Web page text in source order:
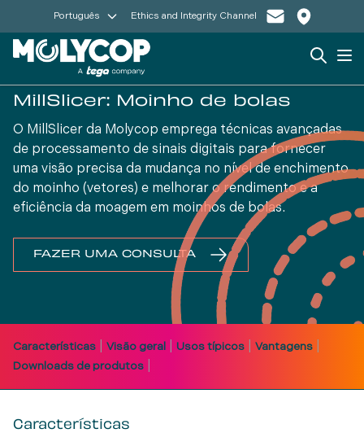
Português Ethics and Integrity Channel
Search
MillSlicer: Moinho de bolas
O MillSlicer da Molycop emprega técnicas avançadas
de processamento de sinais digitais para fornecer
uma visão precisa da mudança no nível de enchimento
do moinho (vetores) e melhorar o rendimento e a
eficiência da moagem em moinhos de bolas.
FAZER UMA CONSULTA
Características Visão geral Usos típicos Vantagens
Downloads de produtos
Características